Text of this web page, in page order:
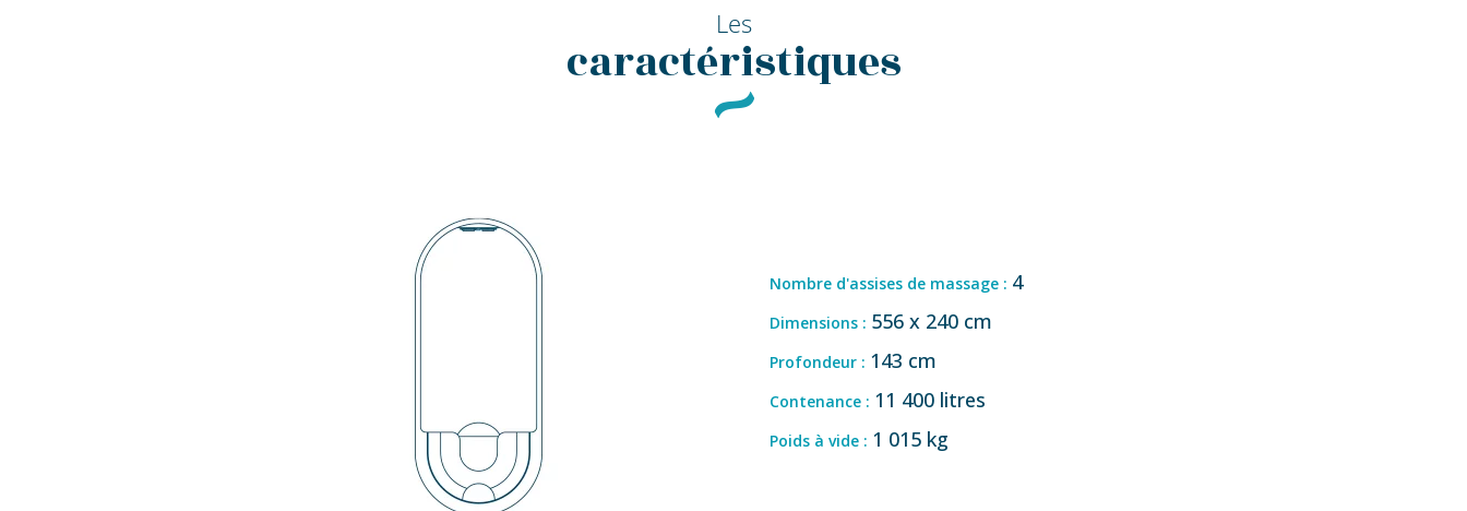
Les
caractéristiques
Nombre d'assises de massage : 4
Dimensions : 556 x 240 cm
Profondeur : 143 cm
Contenance : 11 400 litres
Poids à vide : 1 015 kg